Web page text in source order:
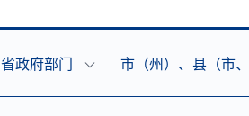
省政府部门 市（州）、县（市